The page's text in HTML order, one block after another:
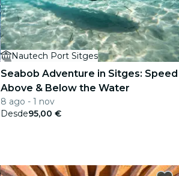
Nautech Port Sitges
Seabob Adventure in Sitges: Speed
Above & Below the Water
8 ago - 1 nov
Desde95,00 €